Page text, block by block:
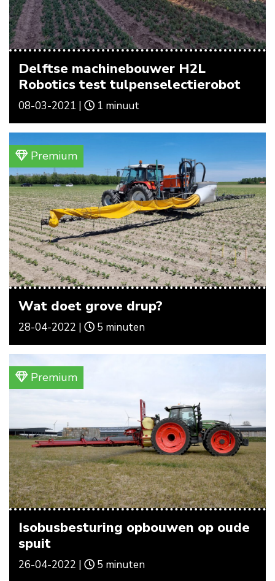
Delftse machinebouwer H2L
Robotics test tulpenselectierobot
08-03-2021 | 1 minuut
Premium
Wat doet grove drup?
28-04-2022 | 5 minuten
Premium
Isobusbesturing opbouwen op oude
spuit
26-04-2022 | 5 minuten